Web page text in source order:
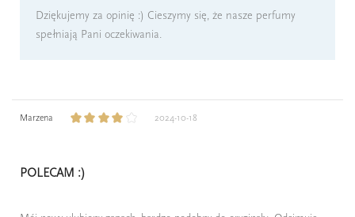
Dziękujemy za opinię :) Cieszymy się, że nasze perfumy
spełniają Pani oczekiwania.
Marzena 2024-10-18
POLECAM :)